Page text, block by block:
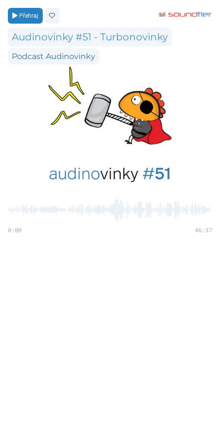
Přehraj
Audinovinky #51 - Turbonovinky
Podcast Audinovinky
0:00 46:37